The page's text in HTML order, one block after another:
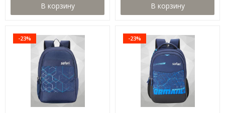
В корзину В корзину
-23% -23%